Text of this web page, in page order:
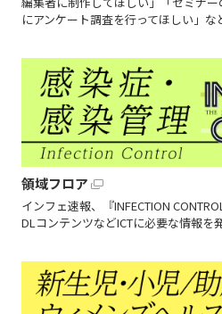
にアンケート調査を行ってほしい」な
領域フロア
インフェ速報、『INFECTION
DLコンテンツなどICTに必要な情報を